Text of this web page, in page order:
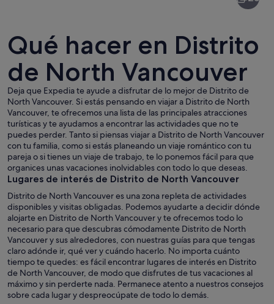
Vancouver
Vista panorámica desde un lugar
Qué hacer en Distrito
de North Vancouver
Deja que Expedia te ayude a disfrutar de lo mejor de Distrito de
North Vancouver. Si estás pensando en viajar a Distrito de North
Vancouver, te ofrecemos una lista de las principales atracciones
turísticas y te ayudamos a encontrar las actividades que no te
puedes perder. Tanto si piensas viajar a Distrito de North Vancouver
con tu familia, como si estás planeando un viaje romántico con tu
pareja o si tienes un viaje de trabajo, te lo ponemos fácil para que
organices unas vacaciones inolvidables con todo lo que deseas.
Lugares de interés de Distrito de North Vancouver
Distrito de North Vancouver es una zona repleta de actividades
disponibles y visitas obligadas. Podemos ayudarte a decidir dónde
alojarte en Distrito de North Vancouver y te ofrecemos todo lo
necesario para que descubras cómodamente Distrito de North
Vancouver y sus alrededores, con nuestras guías para que tengas
claro adónde ir, qué ver y cuándo hacerlo. No importa cuánto
tiempo te quedes: es fácil encontrar lugares de interés en Distrito
de North Vancouver, de modo que disfrutes de tus vacaciones al
máximo y sin perderte nada. Permanece atento a nuestros consejos
sobre cada lugar y despreocúpate de todo lo demás.